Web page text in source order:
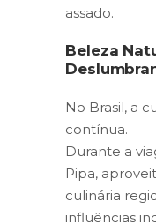
assado.
Beleza
No Brasil, a
contínua.
Durante a
Pipa,
culinária
influências